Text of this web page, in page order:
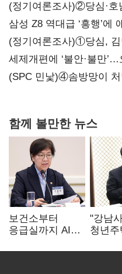
(정기여론조사)②당심·호
삼성 Z8 역대급 ‘흥행’에
대전’
(정기여론조사)①당심,
지지도 '50% 아래로'(종
세제개편에 ‘불안·불만
힘들어질 것"
(SPC 민낯)④솜방망이
함께 볼만한 뉴스
보건소부터
응급실까지 AI
혁신 본격화
"강남
청년